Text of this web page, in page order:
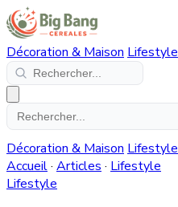
Décoration & Maison Lifestyle
Décoration & Maison Lifestyle
Accueil· Articles · Lifestyle
Lifestyle